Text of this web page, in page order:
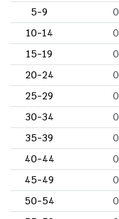
5-9
0
10-14
0
15-19
0
20-24
0
25-29
0
30-34
0
35-39
0
40-44
0
45-49
0
50-54
0